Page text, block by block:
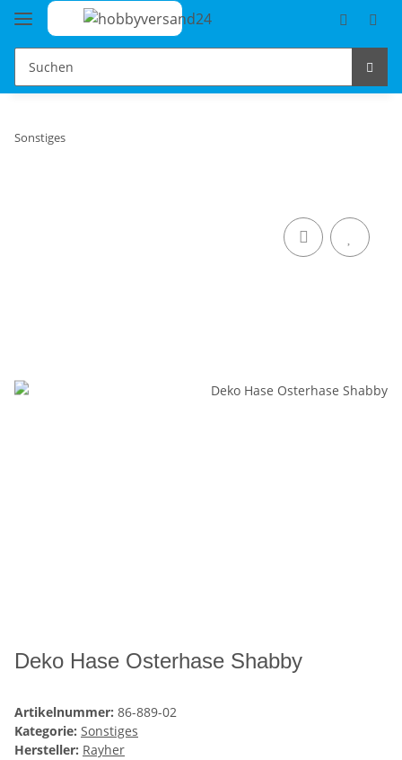
Sonstiges
Deko Hase Osterhase Shabby
Artikelnummer: 86-889-02
Kategorie: Sonstiges
Hersteller: Rayher